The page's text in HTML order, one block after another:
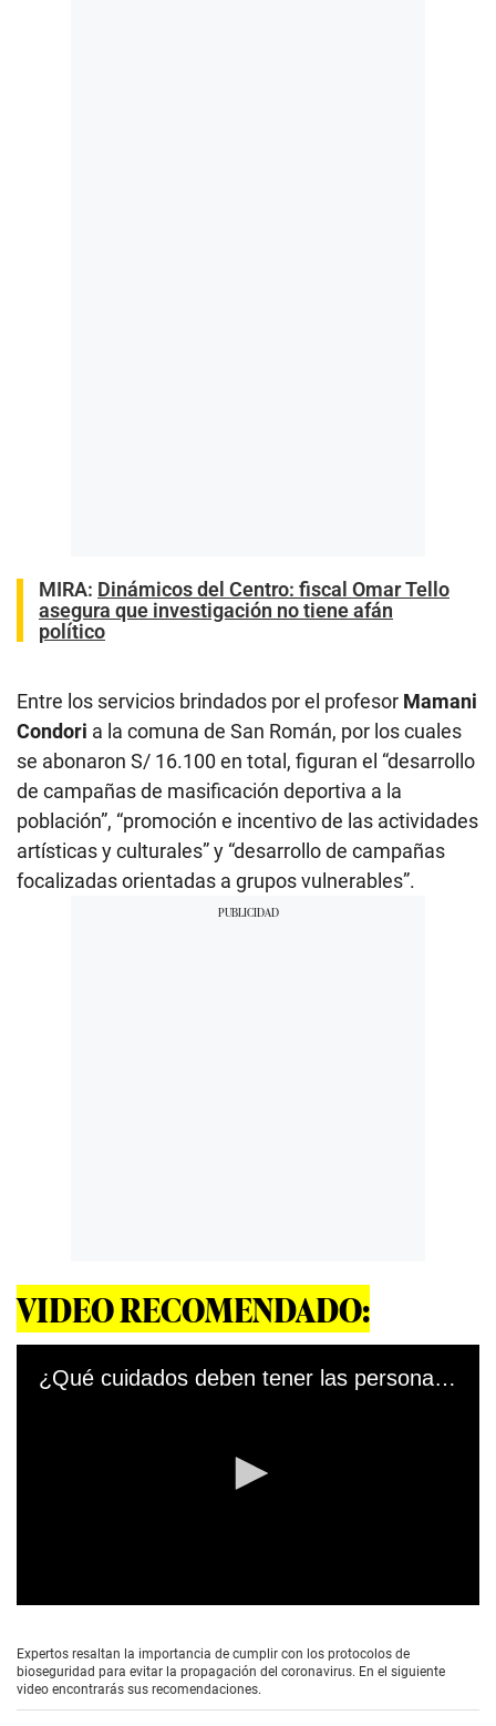
MIRA: Dinámicos del Centro: fiscal Omar Tello
asegura que investigación no tiene afán
político
Entre los servicios brindados por el profesor Mamani
Condori a la comuna de San Román, por los cuales
se abonaron S/ 16.100 en total, figuran el “desarrollo
de campañas de masificación deportiva a la
población”, “promoción e incentivo de las actividades
artísticas y culturales” y “desarrollo de campañas
focalizadas orientadas a grupos vulnerables”.
VIDEO RECOMENDADO:
¿Qué cuidados deben tener las personas que ya han sido vacunadas para evitar casos graves de COVID-19 en su entorno?
e
c
o
Expertos resaltan la importancia de cumplir con los protocolos de
bioseguridad para evitar la propagación del coronavirus. En el siguiente
video encontrarás sus recomendaciones.